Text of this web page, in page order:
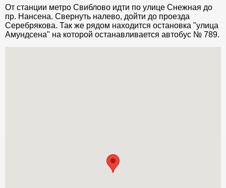
От станции метро Свиблово идти по улице Снежная до
пр. Нансена. Свернуть налево, дойти до проезда
Серебрякова. Так же рядом находится остановка "улица
Амундсена" на которой останавливается автобус № 789.